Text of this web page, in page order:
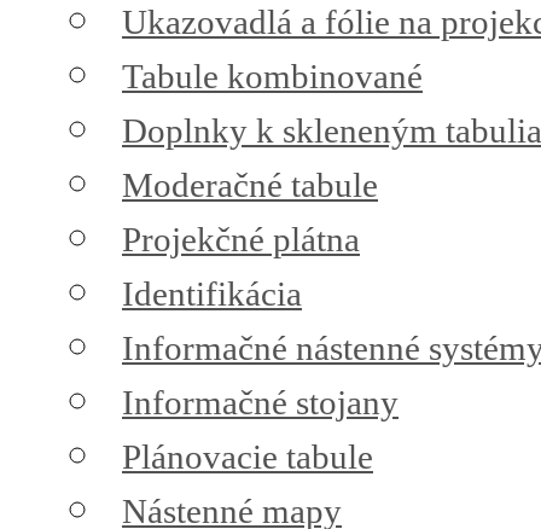
Ukazovadlá a fólie na
Tabule kombinované
Doplnky k skleneným
Moderačné tabule
Projekčné plátna
Identifikácia
Informačné nástenné
Informačné stojany
Plánovacie tabule
Nástenné mapy